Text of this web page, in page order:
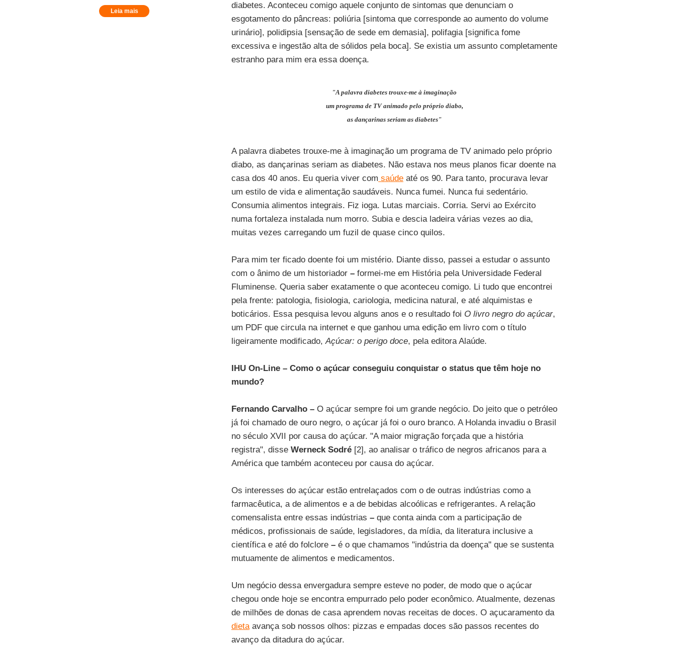
Leia mais
diabetes. Aconteceu comigo aquele conjunto de sintomas que denunciam o
esgotamento do pâncreas: poliúria [sintoma que corresponde ao aumento do volume
urinário], polidipsia [sensação de sede em demasia], polifagia [significa fome
excessiva e ingestão alta de sólidos pela boca]. Se existia um assunto completamente
estranho para mim era essa doença.
"A palavra diabetes trouxe-me à imaginação
um programa de TV animado pelo próprio diabo,
as dançarinas seriam as diabetes"
A palavra diabetes trouxe-me à imaginação um programa de TV animado pelo próprio
diabo, as dançarinas seriam as diabetes. Não estava nos meus planos ficar doente na
casa dos 40 anos. Eu queria viver com saúdeaté os 90. Para tanto, procurava levar
um estilo de vida e alimentação saudáveis. Nunca fumei. Nunca fui sedentário.
Consumia alimentos integrais. Fiz ioga. Lutas marciais. Corria. Servi ao Exército
numa fortaleza instalada num morro. Subia e descia ladeira várias vezes ao dia,
muitas vezes carregando um fuzil de quase cinco quilos.
Para mim ter ficado doente foi um mistério. Diante disso, passei a estudar o assunto
com o ânimo de um historiador –formei-me em História pela Universidade Federal
Fluminense. Queria saber exatamente o que aconteceu comigo. Li tudo que encontrei
pela frente: patologia, fisiologia, cariologia, medicina natural, e até alquimistas e
boticários. Essa pesquisa levou alguns anos e o resultado foi O livro negro do açúcar,
um PDF que circula na internet e que ganhou uma edição em livro com o título
ligeiramente modificado,Açúcar: o perigo doce, pela editora Alaúde.
IHU On-Line – Como o açúcar conseguiu conquistar o status que têm hoje no
mundo?
Fernando Carvalho – O açúcar sempre foi um grande negócio. Do jeito que o petróleo
já foi chamado de ouro negro, o açúcar já foi o ouro branco. A Holanda invadiu o Brasil
no século XVII por causa do açúcar. "A maior migração forçada que a história
registra", disse Werneck Sodré[2], ao analisar o tráfico de negros africanos para a
América que também aconteceu por causa do açúcar.
Os interesses do açúcar estão entrelaçados com o de outras indústrias como a
farmacêutica, a de alimentos e a de bebidas alcoólicas e refrigerantes. A relação
comensalista entre essas indústrias –que conta ainda com a participação de
médicos, profissionais de saúde, legisladores, da mídia, da literatura inclusive a
científica e até do folclore –é o que chamamos "indústria da doença" que se sustenta
mutuamente de alimentos e medicamentos.
Um negócio dessa envergadura sempre esteve no poder, de modo que o açúcar
chegou onde hoje se encontra empurrado pelo poder econômico. Atualmente, dezenas
de milhões de donas de casa aprendem novas receitas de doces. O açucaramento da
dietaavança sob nossos olhos: pizzas e empadas doces são passos recentes do
avanço da ditadura do açúcar.